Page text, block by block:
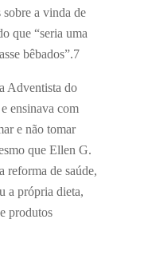
sobre a vinda de
que “seria uma
bêbados”.7
Adventista do
ensinava com
e não tomar
que Ellen G.
reforma de saúde,
a própria dieta,
produtos